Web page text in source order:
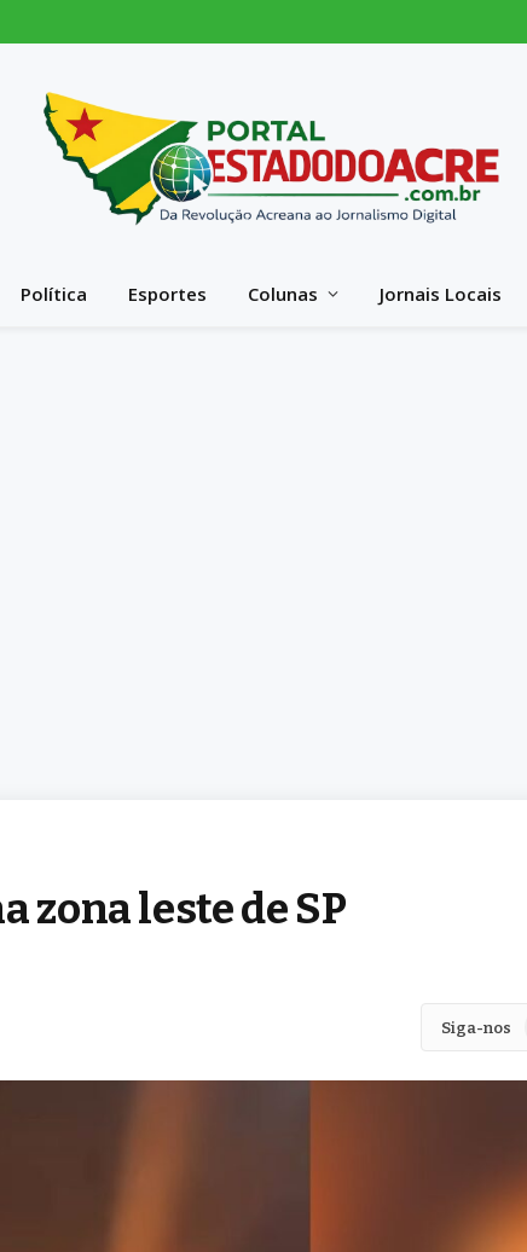
Política Esportes Colunas Jornais Locais
zona leste de SP
Siga-nos